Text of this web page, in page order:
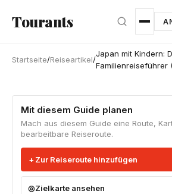
Tourants
Startseite/Reiseartikel/
Japan mit Kindern:
Familienreiseführer
Mit diesem Guide planen
Mach aus diesem Guide eine Route,
bearbeitbare Reiseroute.
Zur Reiseroute hinzufügen
Zielkarte ansehen